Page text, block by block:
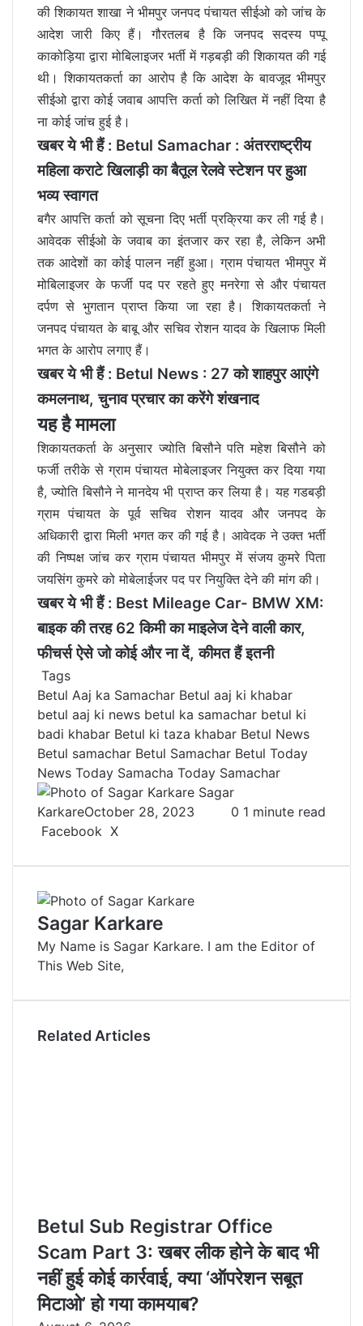
की शिकायत शाखा ने भीमपुर जनपद पंचायत सीईओ को जांच के
आदेश जारी किए हैं। गौरतलब है कि जनपद सदस्य पप्पू
काकोड़िया द्वारा मोबिलाइजर भर्ती में गड़बड़ी की शिकायत की गई
थी। शिकायतकर्ता का आरोप है कि आदेश के बावजूद भीमपुर
सीईओ द्वारा कोई जवाब आपत्ति कर्ता को लिखित में नहीं दिया है
ना कोई जांच हुई है।
खबर ये भी हैं : Betul Samachar : अंतरराष्ट्रीय
महिला कराटे खिलाड़ी का बैतूल रेलवे स्टेशन पर हुआ
भव्य स्वागत
बगैर आपत्ति कर्ता को सूचना दिए भर्ती प्रक्रिया कर ली गई है।
आवेदक सीईओ के जवाब का इंतजार कर रहा है, लेकिन अभी
तक आदेशों का कोई पालन नहीं हुआ। ग्राम पंचायत भीमपुर में
मोबिलाइजर के फर्जी पद पर रहते हुए मनरेगा से और पंचायत
दर्पण से भुगतान प्राप्त किया जा रहा है। शिकायतकर्ता ने
जनपद पंचायत के बाबू और सचिव रोशन यादव के खिलाफ मिली
भगत के आरोप लगाए हैं।
खबर ये भी हैं : Betul News : 27 को शाहपुर आएंगे
कमलनाथ, चुनाव प्रचार का करेंगे शंखनाद
यह है मामला
शिकायतकर्ता के अनुसार ज्योति बिसौने पति महेश बिसौने को
फर्जी तरीके से ग्राम पंचायत मोबेलाइजर नियुक्त कर दिया गया
है, ज्योति बिसौने ने मानदेय भी प्राप्त कर लिया है। यह गडबड़ी
ग्राम पंचायत के पूर्व सचिव रोशन यादव और जनपद के
अधिकारी द्वारा मिली भगत कर की गई है। आवेदक ने उक्त भर्ती
की निष्पक्ष जांच कर ग्राम पंचायत भीमपुर में संजय कुमरे पिता
जयसिंग कुमरे को मोबेलाईजर पद पर नियुक्ति देने की मांग की।
खबर ये भी हैं : Best Mileage Car- BMW XM:
बाइक की तरह 62 किमी का माइलेज देने वाली कार,
फीचर्स ऐसे जो कोई और ना दें, कीमत हैं इतनी
Tags
Betul Aaj ka Samachar Betul aaj ki khabar
betul aaj ki news betul ka samachar betul ki
badi khabar Betul ki taza khabar Betul News
Betul samachar Betul Samachar Betul Today
News Today Samacha Today Samachar
Sagar
KarkareOctober 28, 2023 0 1 minute read
Facebook X
n
e
d
I
m
l
r
n
e
r
e
d
i
t
o
a
k
a
e
v
i
m
i
i
t
Sagar Karkare
My Name is Sagar Karkare. I am the Editor of
This Web Site,
Related Articles
Betul Sub Registrar Office
Scam Part 3: खबर लीक होने के बाद भी
नहीं हुई कोई कार्रवाई, क्या ‘ऑपरेशन सबूत
मिटाओ’ हो गया कामयाब?